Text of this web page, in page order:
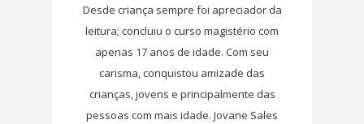
Desde criança sempre foi apreciador da
leitura; concluiu o curso magistério com
apenas 17 anos de idade. Com seu
carisma, conquistou amizade das
crianças, jovens e principalmente das
pessoas com mais idade. Jovane Sales